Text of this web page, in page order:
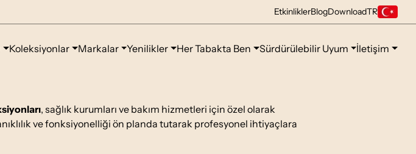
EtkinliklerBlogDownloadTR
Koleksiyonlar Markalar Yenilikler Her Tabakta Ben Sürdürülebilir Uyum İletişim
, sağlık kurumları ve bakım hizmetleri için özel olarak
ve fonksiyonelliği ön planda tutarak profesyonel ihtiyaçlara